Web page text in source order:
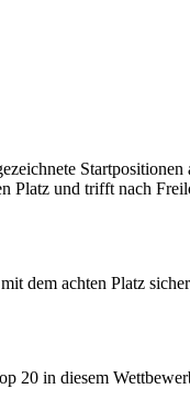
und trifft nach
dem achten Platz
20 in diesem